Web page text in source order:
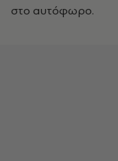
στο αυτόφωρο.